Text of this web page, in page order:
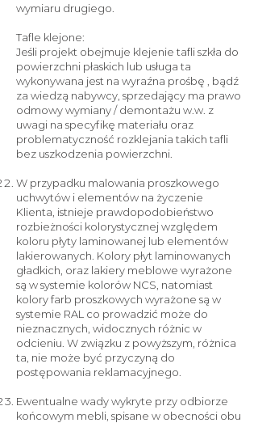
wymiaru drugiego.
Tafle klejone:
Jeśli projekt obejmuje klejenie tafli szkła do
powierzchni płaskich lub usługa ta
wykonywana jest na wyraźna prośbę , bądź
za wiedzą nabywcy, sprzedający ma prawo
odmowy wymiany / demontażu w.w. z
uwagi na specyfikę materiału oraz
problematyczność rozklejania takich tafli
bez uszkodzenia powierzchni.
W przypadku malowania proszkowego
uchwytów i elementów na życzenie
Klienta, istnieje prawdopodobieństwo
rozbieżności kolorystycznej względem
koloru płyty laminowanej lub elementów
lakierowanych. Kolory płyt laminowanych
gładkich, oraz lakiery meblowe wyrażone
są w systemie kolorów NCS, natomiast
kolory farb proszkowych wyrażone są w
systemie RAL co prowadzić może do
nieznacznych, widocznych różnic w
odcieniu. W związku z powyższym, różnica
ta, nie może być przyczyną do
postępowania reklamacyjnego.
Ewentualne wady wykryte przy odbiorze
końcowym mebli, spisane w obecności obu